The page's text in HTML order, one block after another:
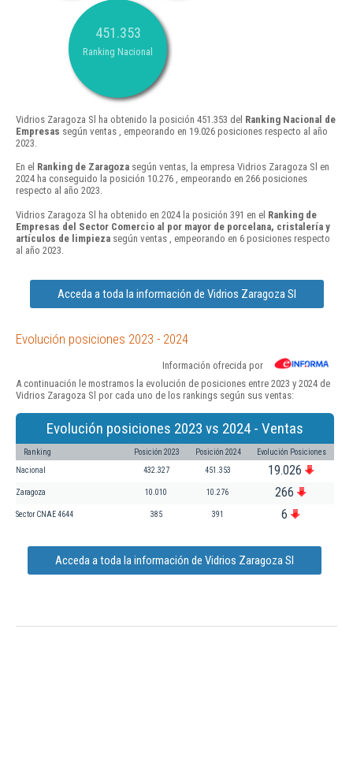
451.353
Ranking Nacional
Vidrios Zaragoza Sl ha obtenido la posición 451.353 del Ranking Nacional de
Empresas según ventas , empeorando en 19.026 posiciones respecto al año
2023.
En el Ranking de Zaragoza según ventas, la empresa Vidrios Zaragoza Sl en
2024 ha conseguido la posición 10.276 , empeorando en 266 posiciones
respecto al año 2023.
Vidrios Zaragoza Sl ha obtenido en 2024 la posición 391 en el Ranking de
Empresas del Sector Comercio al por mayor de porcelana, cristalería y
artículos de limpieza según ventas , empeorando en 6 posiciones respecto
al año 2023.
Acceda a toda la información de Vidrios Zaragoza Sl
Evolución posiciones 2023 - 2024
Información ofrecida por
A continuación le mostramos la evolución de posiciones entre 2023 y 2024 de
Vidrios Zaragoza Sl por cada uno de los rankings según sus ventas:
Evolución posiciones 2023 vs 2024 - Ventas
Ranking Posición 2023 Posición 2024 Evolución Posiciones
Nacional 432.327 451.353 19.026
Zaragoza 10.010 10.276 266
Sector CNAE 4644 385 391 6
Acceda a toda la información de Vidrios Zaragoza Sl